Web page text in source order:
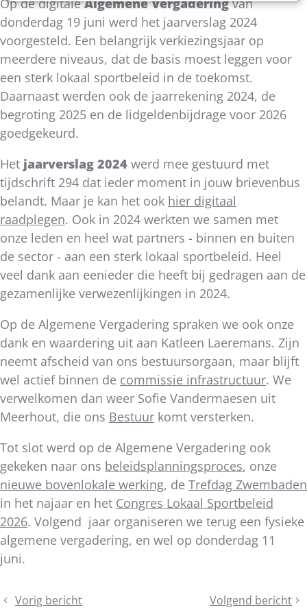
Op de digitaleAlgemene Vergaderingvan
donderdag 19 juni werd het jaarverslag 2024
voorgesteld. Een belangrijk verkiezingsjaar op
meerdere niveaus, dat de basis moest leggen voor
een sterk lokaal sportbeleid in de toekomst.
Daarnaast werden ook de jaarrekening 2024, de
begroting 2025 en de lidgeldenbijdrage voor 2026
goedgekeurd.
Het jaarverslag 2024 werd mee gestuurd met
tijdschrift 294 dat ieder moment in jouw brievenbus
belandt. Maar je kan het ook hier digitaal
raadplegen. Ook in 2024 werkten we samen met
onze leden en heel wat partners - binnen en buiten
de sector - aan een sterk lokaal sportbeleid. Heel
veel dank aan eenieder die heeft bij gedragen aan de
gezamenlijke verwezenlijkingen in 2024.
Op de Algemene Vergadering spraken we ook onze
dank en waardering uit aan Katleen Laeremans. Zijn
neemt afscheid van ons bestuursorgaan, maar blijft
wel actief binnen de commissie infrastructuur. We
verwelkomen dan weer Sofie Vandermaesen uit
Meerhout, die ons Bestuur komt versterken.
Tot slot werd op de Algemene Vergadering ook
gekeken naar ons beleidsplanningsproces, onze
nieuwe bovenlokale werking, de Trefdag Zwembaden
in het najaar en het Congres Lokaal Sportbeleid
2026. Volgend jaar organiseren we terug een fysieke
algemene vergadering, en wel op donderdag 11
juni.
DeelVorig bericht
Bijscholing
Volgend bericht
Waterkwaliteit